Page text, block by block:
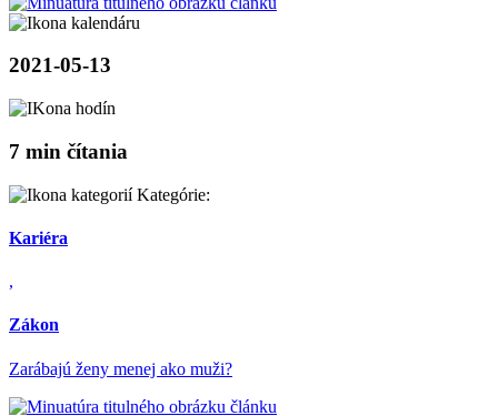
2021-05-13
7 min čítania
Kategórie:
Kariéra
,
Zákon
Zarábajú ženy menej ako muži?